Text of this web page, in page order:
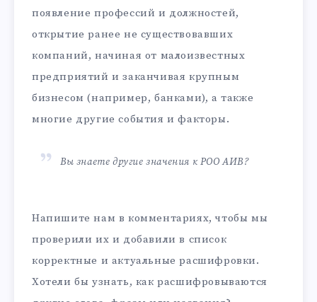
появление профессий и должностей,
открытие ранее не существовавших
компаний, начиная от малоизвестных
предприятий и заканчивая крупным
бизнесом (например, банками), а также
многие другие события и факторы.
Вы знаете другие значения к РОО АИВ?
Напишите нам в комментариях, чтобы мы
проверили их и добавили в список
корректные и актуальные расшифровки.
Хотели бы узнать, как расшифровываются